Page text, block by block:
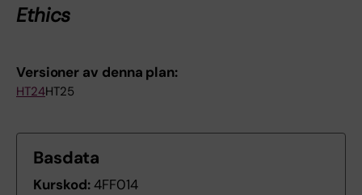
Ethics
Versioner av denna plan:
HT24HT25
Basdata
Kurskod:4FF014